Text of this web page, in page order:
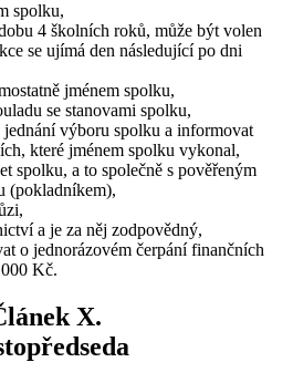
spolku,
4 školních roků, může být volen
se ujímá den následující po dni
jménem spolku,
se stanovami spolku,
jednání výboru spolku a informovat
které jménem spolku vykonal,
spolku, a to společně s pověřeným
(pokladníkem),
a je za něj zodpovědný,
o jednorázovém čerpání finančních
Kč.
X.